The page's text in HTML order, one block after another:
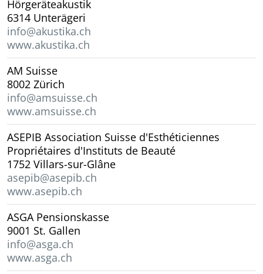
Hörgeräteakustik
6314 Unterägeri
info@akustika.ch
www.akustika.ch
AM Suisse
8002 Zürich
info@amsuisse.ch
www.amsuisse.ch
ASEPIB Association Suisse d'Esthéticiennes
Propriétaires d'Instituts de Beauté
1752 Villars-sur-Glâne
asepib@asepib.ch
www.asepib.ch
ASGA Pensionskasse
9001 St. Gallen
info@asga.ch
www.asga.ch